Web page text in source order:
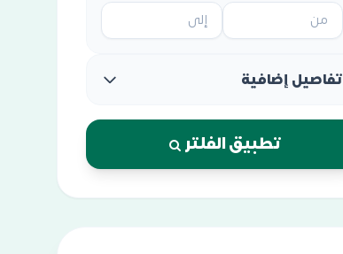
تفاصيل إضافية
تطبيق الفلتر